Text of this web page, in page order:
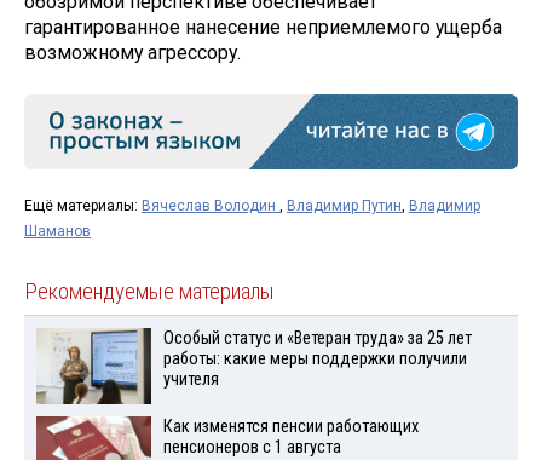
гарантированное нанесение неприемлемого ущерба
возможному агрессору.
Ещё материалы: Вячеслав Володин , Владимир Путин, Владимир
Шаманов
Рекомендуемые материалы
Особый статус и «Ветеран труда» за 25 лет
работы: какие меры поддержки получили
учителя
Как изменятся пенсии работающих
пенсионеров с 1 августа